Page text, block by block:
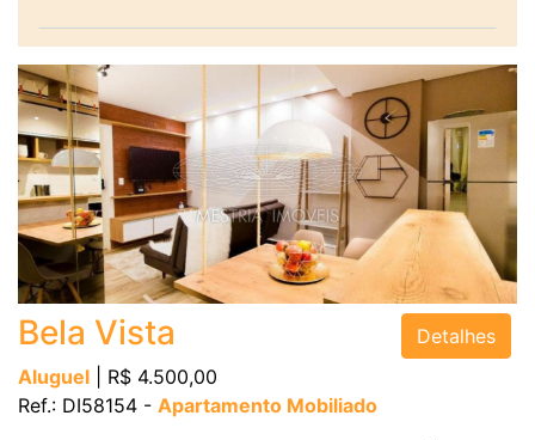
Bela Vista
Aluguel | R$ 4.500,00
Ref.: DI58154 - Apartamento Mobiliado
Detalhes
Bairro
Valor